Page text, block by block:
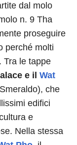
dal molo
n. 9 Tha
proseguire
perché molti
Tra le tappe
e il Wat
che
edifici
e
Nella stessa